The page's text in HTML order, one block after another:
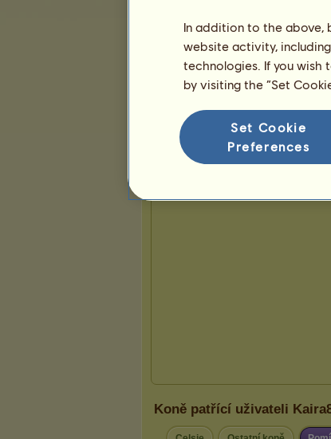
Prezentace
Koně patřící uživateli
In addition to the above,
website activity,
technologies. If you wish
by visiting the “Set
Set Cookie
Preferences